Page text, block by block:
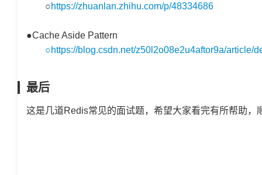
○https://zhuanlan.zhihu.com/p/48334686
●Cache Aside Pattern
○https://blog.csdn.net/z50l2o08e2u4aftor9a/article/
最后
这是几道Redis常见的面试题，希望大家看完有所帮助，